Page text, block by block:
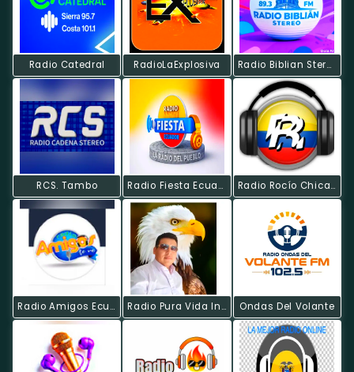
Radio Catedral RadioLaExplosiva Radio Biblian Stereo
RCS. Tambo Radio Fiesta Ecuador Radio Rocío Chicago
Radio Amigos Ecuador Radio Pura Vida Internacional Ondas Del Volante